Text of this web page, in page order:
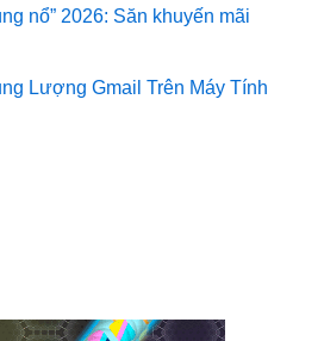
nổ” 2026: Săn khuyến mãi
Lượng Gmail Trên Máy Tính